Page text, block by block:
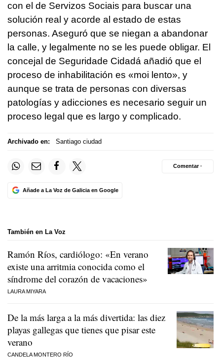
con el de Servizos Sociais para buscar una
solución real y acorde al estado de estas
personas. Aseguró que se niegan a abandonar
la calle, y legalmente no se les puede obligar. El
concejal de Seguridade Cidadá añadió que el
proceso de inhabilitación es «moi lento», y
aunque se trata de personas con diversas
patologías y adicciones es necesario seguir un
proceso legal que es largo y complicado.
Archivado en: Santiago ciudad
Añade a La Voz de Galicia en Google
Comentar ·
También en La Voz
Ramón Ríos, cardiólogo: «En verano
existe una arritmia conocida como el
síndrome del corazón de vacaciones»
LAURA MIYARA
De la más larga a la más divertida: las diez
playas gallegas que tienes que pisar este
verano
CANDELA MONTERO RÍO